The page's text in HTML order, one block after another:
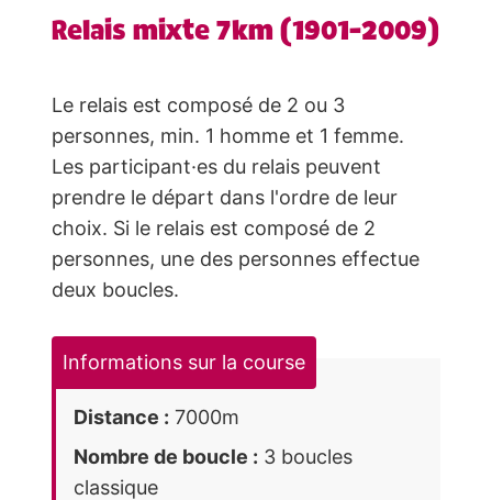
Relais mixte 7km (1901-2009)
Le relais est composé de 2 ou 3
personnes, min. 1 homme et 1 femme.
Les participant·es du relais peuvent
prendre le départ dans l'ordre de leur
choix. Si le relais est composé de 2
personnes, une des personnes effectue
deux boucles.
Informations sur la course
Distance : 7000m
Nombre de boucle : 3 boucles
classique